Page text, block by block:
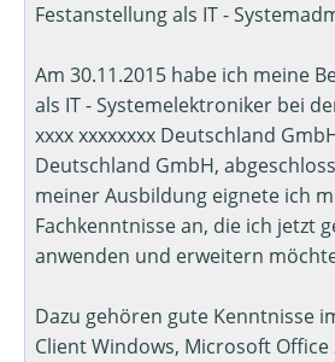
Festanstellung als IT -
Am 30.11.2015 habe ich meine
als IT - Systemelektroniker bei
xxxx xxxxxxxx Deutschland
Deutschland GmbH,
meiner Ausbildung eignete ich
Fachkenntnisse an, die ich jetzt
anwenden und erweitern
Dazu gehören gute Kenntnisse
Client Windows, Microsoft Office